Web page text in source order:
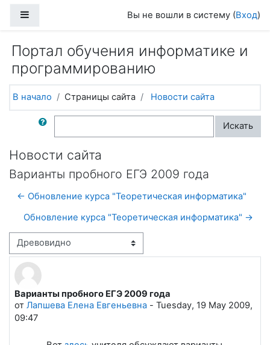
Вы не вошли в систему (Вход)
Портал обучения информатике и
программированию
В начало Страницы сайта Новости сайта
Поиск по форумам Искать
Новости сайта
Варианты пробного ЕГЭ 2009 года
← Обновление курса "Теоретическая информатика"
Обновление курса "Теоретическая информатика" →
Режим отображения
Варианты пробного ЕГЭ 2009 года
от Лапшева Елена Евгеньевна - Tuesday, 19 May 2009,
09:47
Количество ответов: 0